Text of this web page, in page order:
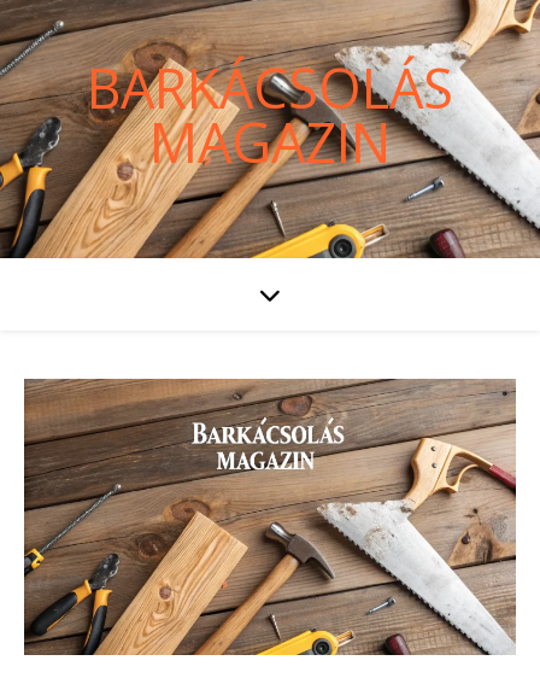
BARKÁCSOLÁS
MAGAZIN